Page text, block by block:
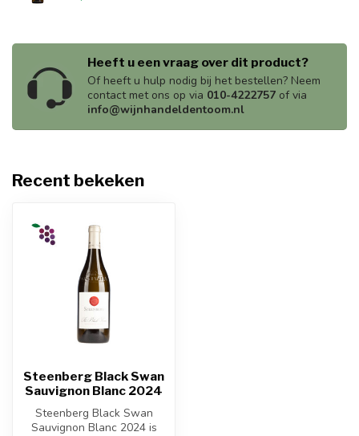
Heeft u een vraag over dit product?
Of heeft u hulp nodig bij het bestellen? Neem
contact met ons op via 010-4222757 of via
info@wijnhandeldentoom.nl
Recent bekeken
Steenberg Black Swan
Sauvignon Blanc 2024
Steenberg Black Swan
Sauvignon Blanc 2024 is